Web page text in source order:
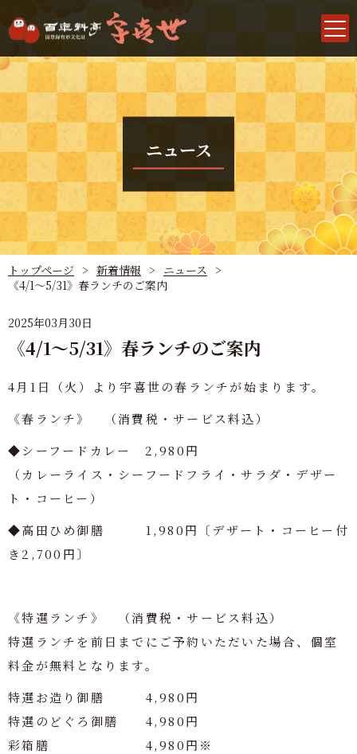
ニュース
トップページ 新着情報
ニュース
《4/1～5/31》春ランチのご案内
2025年03月30日
《4/1～5/31》春ランチのご案内
4月1日（火）より宇喜世の春ランチが始まります。
《春ランチ》 （消費税・サービス料込）
◆シーフードカレー 2,980円
（カレーライス・シーフードフライ・サラダ・デザー
ト・コーヒー）
◆高田ひめ御膳 1,980円〔デザート・コーヒー付
き2,700円〕
《特選ランチ》 （消費税・サービス料込）
特選ランチを前日までにご予約いただいた場合、個室
料金が無料となります。
特選お造り御膳 4,980円
特選のどぐろ御膳 4,980円
彩箱膳 4,980円※